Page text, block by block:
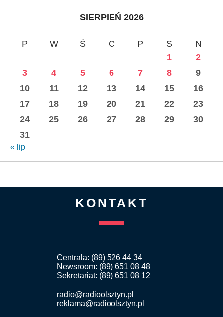
SIERPIEŃ 2026
P W Ś C P S
N
1
2
3
4 5 6 7 8
9
10
11 12 13 14 15
16
17
18 19 20 21 22
23
24
25 26 27 28 29
30
31
« lip
KONTAKT
Centrala: (89) 526 44 34
Newsroom: (89) 651 08 48
Sekretariat: (89) 651 08 12
radio@radioolsztyn.pl
reklama@radioolsztyn.pl